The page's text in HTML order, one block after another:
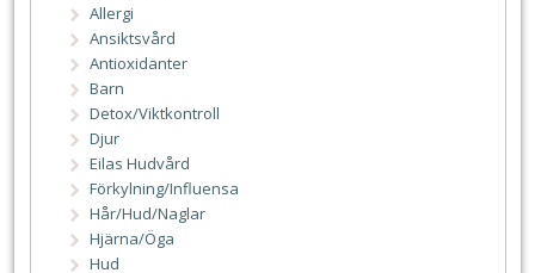
Allergi
Ansiktsvård
Antioxidanter
Barn
Detox/Viktkontroll
Djur
Eilas Hudvård
Förkylning/Influensa
Hår/Hud/Naglar
Hjärna/Öga
Hud